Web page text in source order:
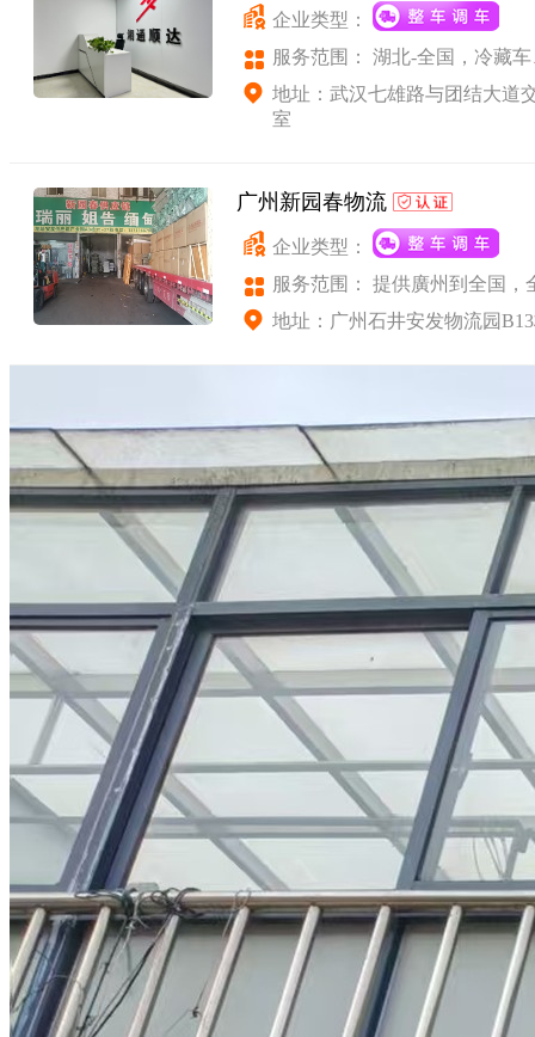
企业类型：
服务范围： 湖北-全国，冷藏
广东省南沙港-全国铁路运输
地址：武汉七雄路与团结大道
室
广州新园春物流
企业类型：
服务范围： 提供廣州到全国
车、零担配货，工厂物流外包
地址：广州石井安发物流园